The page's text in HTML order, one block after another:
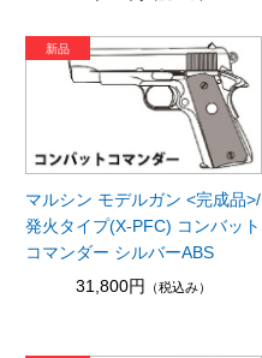
マルシン モデルガン <完成品>/
発火タイプ(X-PFC) コンバット
コマンダー シルバーABS
31,800円
（税込み）